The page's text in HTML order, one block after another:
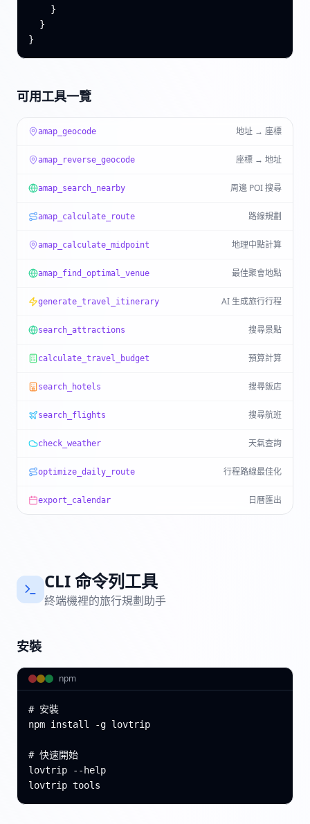
    }
  }
}
可用工具一覽
amap_geocode 地址 → 座標
amap_reverse_geocode 座標 → 地址
amap_search_nearby 周邊 POI 搜尋
amap_calculate_route 路線規劃
amap_calculate_midpoint 地理中點計算
amap_find_optimal_venue 最佳聚會地點
generate_travel_itinerary AI 生成旅行行程
search_attractions 搜尋景點
calculate_travel_budget 預算計算
search_hotels 搜尋飯店
search_flights 搜尋航班
check_weather 天氣查詢
optimize_daily_route 行程路線最佳化
export_calendar 日曆匯出
CLI 命令列工具
終端機裡的旅行規劃助手
安裝
npm
# 安裝
npm install -g lovtrip
# 快速開始
lovtrip --help
lovtrip tools